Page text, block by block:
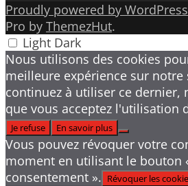
Proudly powered by WordPress
Pro by ThemezHut.
Light Dark
Nous utilisons des cookies
meilleure expérience sur notre
continuez à utiliser ce dernier,
que vous acceptez l'utilisation
Je refuse
En savoir plus
Vous pouvez révoquer votre
moment en utilisant le bouton
consentement ». Révoquer les